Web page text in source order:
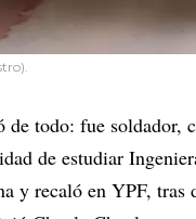
todo: fue soldador,
de estudiar
y recaló en YPF, tras